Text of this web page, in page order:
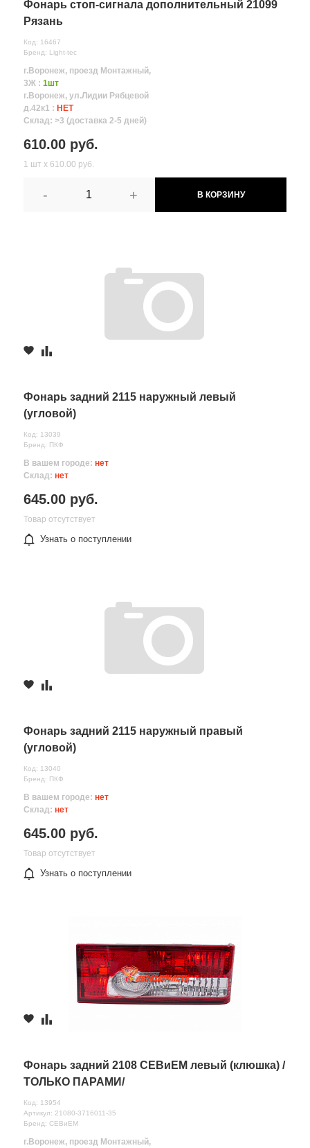
Фонарь стоп-сигнала дополнительный 21099
Рязань
Код: 16467
Бренд: Light-tec
г.Воронеж, проезд Монтажный,
3Ж : 1шт
г.Воронеж, ул.Лидии Рябцевой
д.42к1 : НЕТ
Склад: >3 (доставка 2-5 дней)
610.00 руб.
1 шт х 610.00 руб.
- + В КОРЗИНУ
Фонарь задний 2115 наружный левый
(угловой)
Код: 13039
Бренд: ПКФ
В вашем городе: нет
Склад: нет
645.00 руб.
Товар отсутствует
Узнать о поступлении
Фонарь задний 2115 наружный правый
(угловой)
Код: 13040
Бренд: ПКФ
В вашем городе: нет
Склад: нет
645.00 руб.
Товар отсутствует
Узнать о поступлении
Фонарь задний 2108 СЕВиЕМ левый (клюшка) /
ТОЛЬКО ПАРАМИ/
Код: 13954
Артикул: 21080-3716011-35
Бренд: СЕВиЕМ
г.Воронеж, проезд Монтажный,